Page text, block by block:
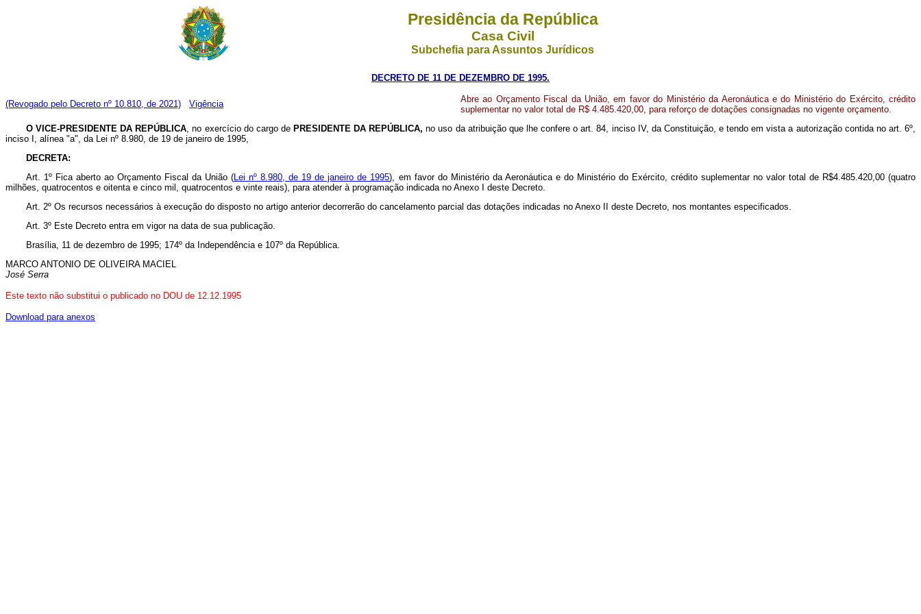
Presidência da República
Casa Civil
Subchefia para Assuntos Jurídicos
DECRETO DE 11 DE DEZEMBRO DE 1995.
(Revogado pelo Decreto nº 10.810, de 2021) Vigência
Abre ao Orçamento Fiscal da União, em favor do Ministério da Aeronáutica e do Ministério do Exército, crédito
suplementar no valor total de R$ 4.485.420,00, para reforço de dotações consignadas no vigente orçamento.
O VICE-PRESIDENTE DA REPÚBLICA, no exercício do cargo de PRESIDENTE DA REPÚBLICA, no uso da atribuição que lhe confere o art. 84, inciso IV, da Constituição, e tendo em vista a autorização contida no art. 6º,
inciso I, alínea "a", da Lei nº 8.980, de 19 de janeiro de 1995,
DECRETA:
Art. 1º Fica aberto ao Orçamento Fiscal da União (Lei nº 8.980, de 19 de janeiro de 1995), em favor do Ministério da Aeronáutica e do Ministério do Exército, crédito suplementar no valor total de R$4.485.420,00 (quatro
milhões, quatrocentos e oitenta e cinco mil, quatrocentos e vinte reais), para atender à programação indicada no Anexo I deste Decreto.
Art. 2º Os recursos necessários à execução do disposto no artigo anterior decorrerão do cancelamento parcial das dotações indicadas no Anexo II deste Decreto, nos montantes especificados.
Art. 3º Este Decreto entra em vigor na data de sua publicação.
Brasília, 11 de dezembro de 1995; 174º da Independência e 107º da República.
MARCO ANTONIO DE OLIVEIRA MACIEL
José Serra
Este texto não substitui o publicado no DOU de 12.12.1995
Download para anexos